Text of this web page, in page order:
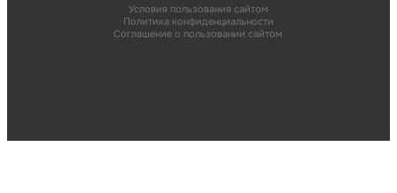
Условия пользования сайтом
Политика конфиденциальности
Соглашение о пользовании сайтом